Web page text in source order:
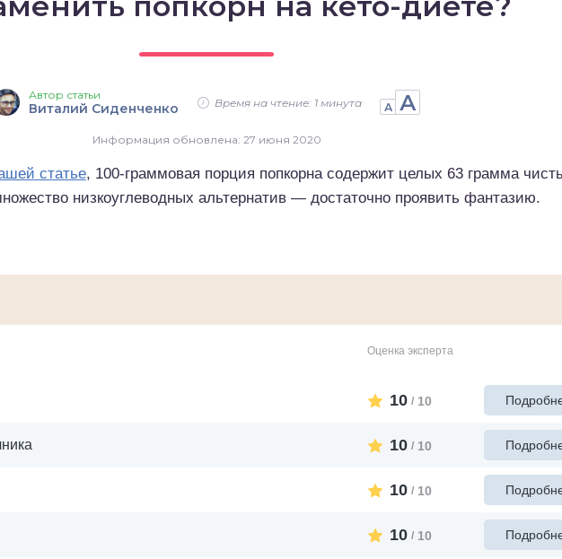
Автор статьи
Виталий Сиденченко Время на чтение: 1 минута А А
Информация обновлена: 27 июня 2020
статье, 100-граммовая порция попкорна содержит целых 63 грамма
низкоуглеводных альтернатив — достаточно проявить фантазию.
Оценка эксперта
10 / 10
10 / 10
10 / 10
10 / 10